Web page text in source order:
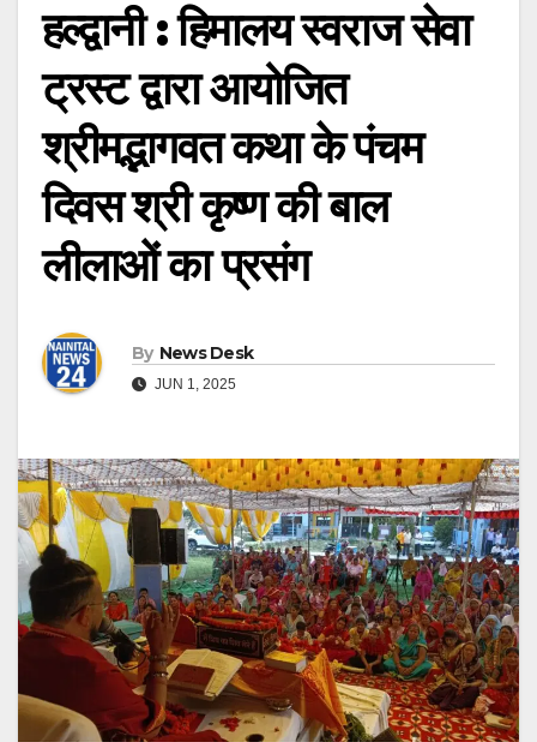
हल्द्वानी : हिमालय स्वराज सेवा
ट्रस्ट द्वारा आयोजित
श्रीमद्भागवत कथा के पंचम
दिवस श्री कृष्ण की बाल
लीलाओं का प्रसंग
By News Desk
JUN 1, 2025